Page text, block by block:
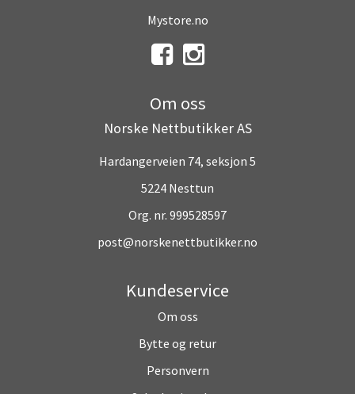
Mystore.no
Om oss
Norske Nettbutikker AS
Hardangerveien 74, seksjon 5
5224 Nesttun
Org. nr. 999528597
post@norskenettbutikker.no
Kundeservice
Om oss
Bytte og retur
Personvern